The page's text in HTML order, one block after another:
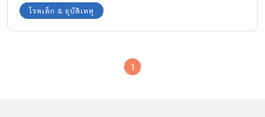
โรคเด็ก & อุบัติเหตุ
1